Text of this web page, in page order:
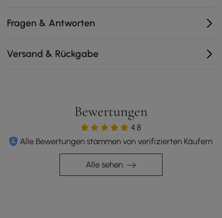
passt.
Fragen & Antworten
Versand & Rückgabe
Bewertungen
4.8
Alle Bewertungen stammen von verifizierten Käufern
Alle sehen